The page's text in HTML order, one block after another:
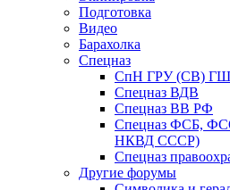
Подготовка
Видео
Барахолка
Спецназ
СпН ГРУ (СВ) ГШ
Спецназ ВДВ
Спецназ ВВ РФ
Спецназ ФСБ,
НКВД СССР)
Спецназ
Другие форумы